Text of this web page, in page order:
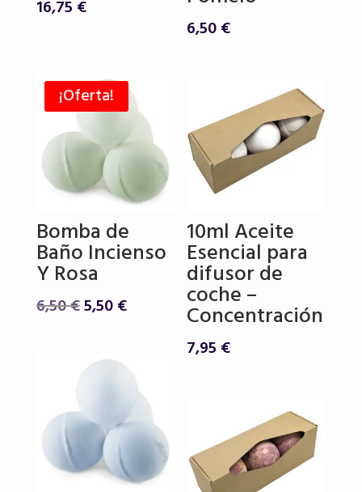
16,75 €
6,50€
¡Oferta!
Bomba de
Baño Incienso
Y Rosa
6,50€El
era:
5,50€El
5,50 €.
10ml Aceite
Esencial para
difusor de
coche –
Concentración
7,95 €